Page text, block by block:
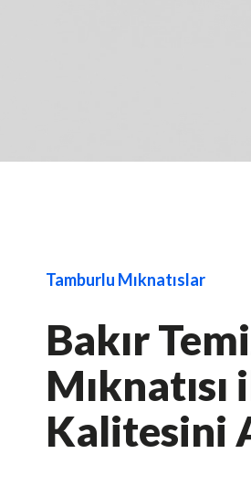
Tamburlu Mıknatıslar
Bakır
Kalitesini